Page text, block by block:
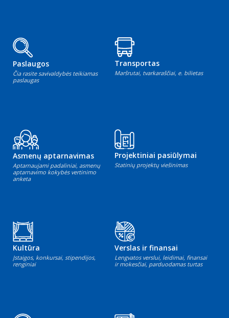
Paslaugos
Čia rasite savivaldybės teikiamas
paslaugas
Transportas
Maršrutai, tvarkaraščiai, e. bilietas
Asmenų aptarnavimas
Aptarnaujami padaliniai, asmenų
aptarnavimo kokybės vertinimo
anketa
Projektiniai pasiūlymai
Statinių projektų viešinimas
Kultūra
Įstaigos, konkursai, stipendijos,
renginiai
Verslas ir finansai
Lengvatos verslui, leidimai, finansai
ir mokesčiai, parduodamas turtas